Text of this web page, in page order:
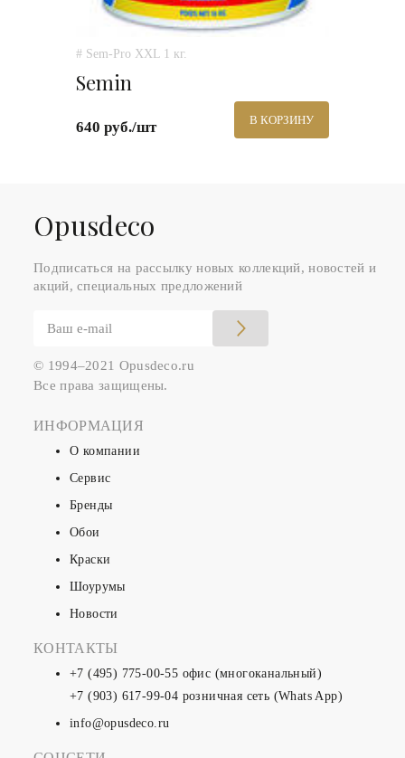
# Sem-Pro XXL 1 кг.
Semin
640 руб./шт В КОРЗИНУ
Оpusdeco
Подписаться на рассылку новых коллекций, новостей и
акций, специальных предложений
© 1994–2021 Opusdeco.ru
Все права защищены.
ИНФОРМАЦИЯ
О компании
Сервис
Бренды
Обои
Краски
Шоурумы
Новости
КОНТАКТЫ
+7 (495) 775-00-55 офис (многоканальный)
+7 (903) 617-99-04 розничная сеть (Whats App)
info@opusdeco.ru